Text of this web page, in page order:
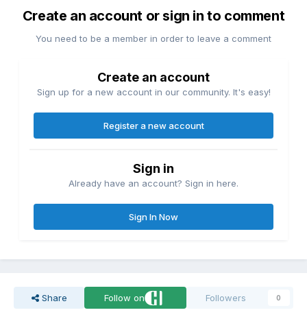
Create an account or sign in to comment
You need to be a member in order to leave a comment
Create an account
Sign up for a new account in our community. It's easy!
Register a new account
Sign in
Already have an account? Sign in here.
Sign In Now
Share Follow on Followers 0